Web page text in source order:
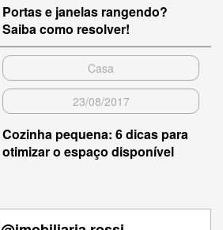
Portas e janelas rangendo?
Saiba como resolver!
Casa
23/08/2017
Cozinha pequena: 6 dicas para
otimizar o espaço disponível